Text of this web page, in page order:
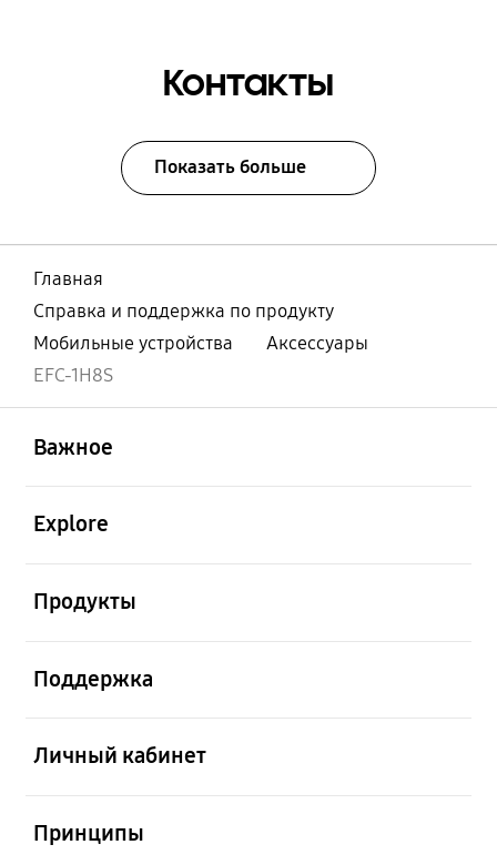
Контакты
Показать больше
Главная
Справка и поддержка по продукту
Мобильные устройства
Аксессуары
EFC-1H8S
Важное
Explore
Продукты
Поддержка
Личный кабинет
Принципы